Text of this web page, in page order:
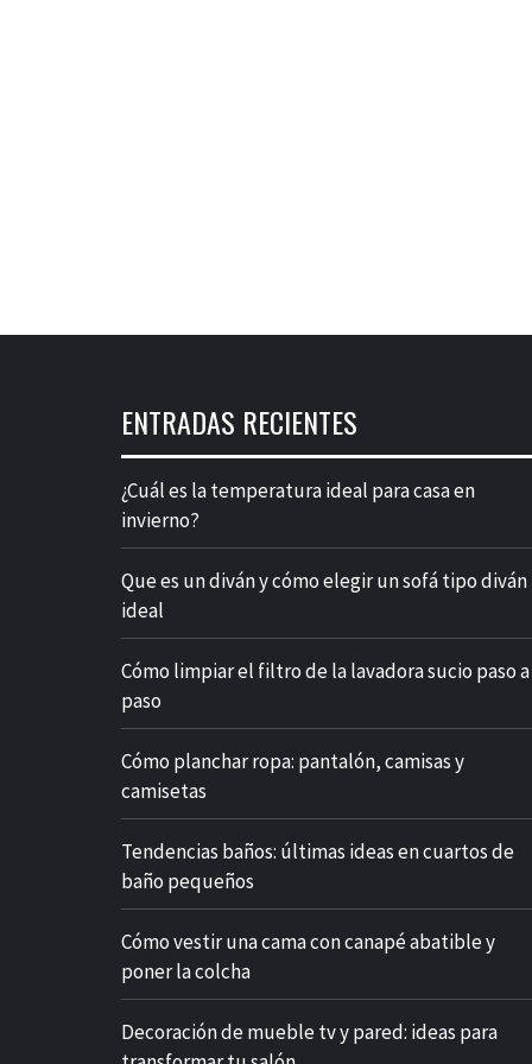
ENTRADAS RECIENTES
¿Cuál es la temperatura ideal para casa en
invierno?
Que es un diván y cómo elegir un sofá tipo diván
ideal
Cómo limpiar el filtro de la lavadora sucio paso a
paso
Cómo planchar ropa: pantalón, camisas y
camisetas
Tendencias baños: últimas ideas en cuartos de
baño pequeños
Cómo vestir una cama con canapé abatible y
poner la colcha
Decoración de mueble tv y pared: ideas para